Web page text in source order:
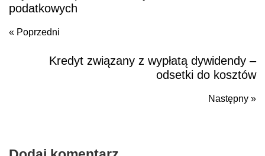
podatkowych
« Poprzedni
PoprzedniKredyt związany z wypłatą dywidendy –
odsetki do kosztów
Następny »